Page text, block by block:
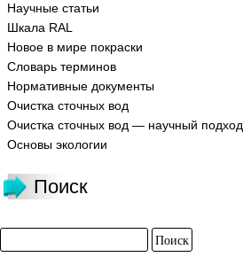
Научные статьи
Шкала RAL
Новое в мире покраски
Словарь терминов
Нормативные документы
Очистка сточных вод
Очистка сточных вод — научный подход
Основы экологии
Поиск